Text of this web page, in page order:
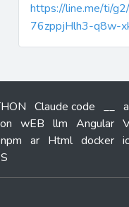
https://line.me/ti/
76zppjHlh3-q8w-
Claude code __
wEB llm Angular
npm ar Html docker